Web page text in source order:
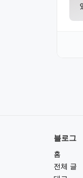
블로그
홈
전체 글